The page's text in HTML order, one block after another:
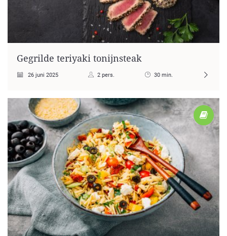
Gegrilde teriyaki tonijnsteak
26 juni 2025 2 pers. 30 min.